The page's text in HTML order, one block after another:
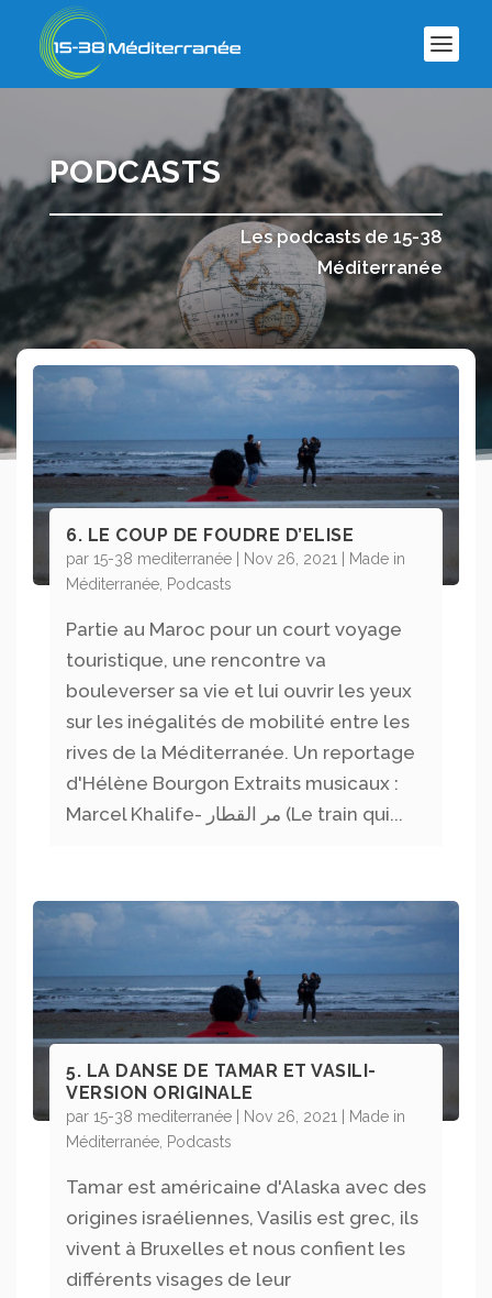
PODCASTS
Les podcasts de 15-38
Méditerranée
6. LE COUP DE FOUDRE D’ELISE
par 15-38 mediterranée Nov 26, 2021
Made in
Méditerranée Podcasts
Partie au Maroc pour un court voyage
touristique, une rencontre va
bouleverser sa vie et lui ouvrir les yeux
sur les inégalités de mobilité entre les
rives de la Méditerranée. Un reportage
d'Hélène Bourgon Extraits musicaux :
Marcel Khalife- مر القطار (Le train qui...
5. LA DANSE DE TAMAR ET VASILI-
VERSION ORIGINALE
par 15-38 mediterranée Nov 26, 2021
Made in
Méditerranée Podcasts
Tamar est américaine d'Alaska avec des
origines israéliennes, Vasilis est grec, ils
vivent à Bruxelles et nous confient les
différents visages de leur